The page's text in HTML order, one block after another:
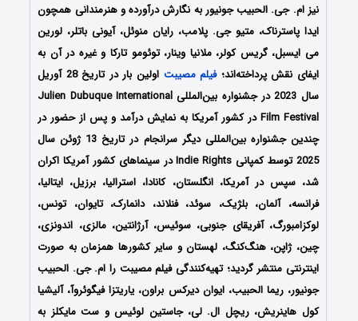
نیز ام. جی. الحبیب جونیور به نگارش درآورده و هنرمندانی همچون
ایدا پاسترناک، متیو جی. پلامب، رایان منوئل، آیونی باتلر، لورین
می ایسبل، گریس کولر، ملانیا وینار، توئومو تارکا و غیره در آن به
ایفای نقش پرداخته‌اند؛فیلممصیبت
اولین بار در تاریخ 28 آوریل
سال 2023 در جشنواره بین‌المللی Julien Dubuque International
Film Festivalدر کشور آمریکا به نمایش درآمد و پس از حضور در
چندین جشنواره بین‎‌المللی دیگر سرانجام در تاریخ 13 ژوئن سال
2025 توسط کمپانی Indie Rights
در سینماهای کشورآمریکا اکران
شد، سپس در آمریکا، انگلستان، کانادا، استرالیا، برزیل، ایتالیا،
فرانسه، آلمان، بلژیک، سوئد، فنلاند، دانمارک، تایوان، تونس،
لوکزامبورگ، آفریقای جنوبی، سوئیس، آرژانتین، مالزی، اندونزی،
چین، ژاپن، هنگ‌کنگ، لهستان و سایر کشورها همزمان به صورت
اینترنتی منتشر گردید؛ تهیه‌کنندگی فیلم مصیبت را ام. جی. الحبیب
جونیور، ریما الحبیب، ایوان دیرکس براون، یاریتزا فیگوئروآ، آلیشیا
کول هاینریش، ریچل ال. لی، جاستین لوئیس و ست مایکلز به